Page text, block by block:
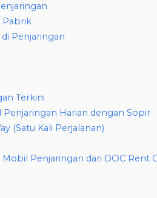
Pabrik
Penjaringan
Terkini
Harian dengan Sopir
(Satu Kali Perjalanan)
Penjaringan dari DOC Rent